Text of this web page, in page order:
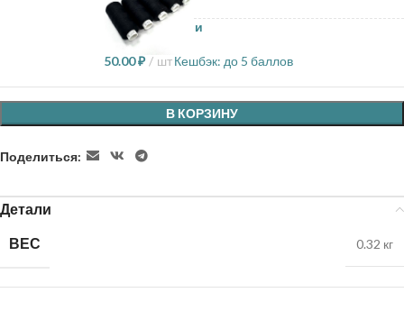
50.00₽ штКешбэк: до 5 баллов
14 в наличии
В КОРЗИНУ
Поделиться:
Детали
ВЕС
0.32 кг